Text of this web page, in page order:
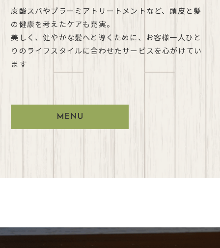
炭酸スパやプラーミアトリートメントなど、頭皮と髪
の健康を考えたケアも充実。
美しく、健やかな髪へと導くために、お客様一人ひと
りのライフスタイルに合わせたサービスを心がけてい
ます
MENU